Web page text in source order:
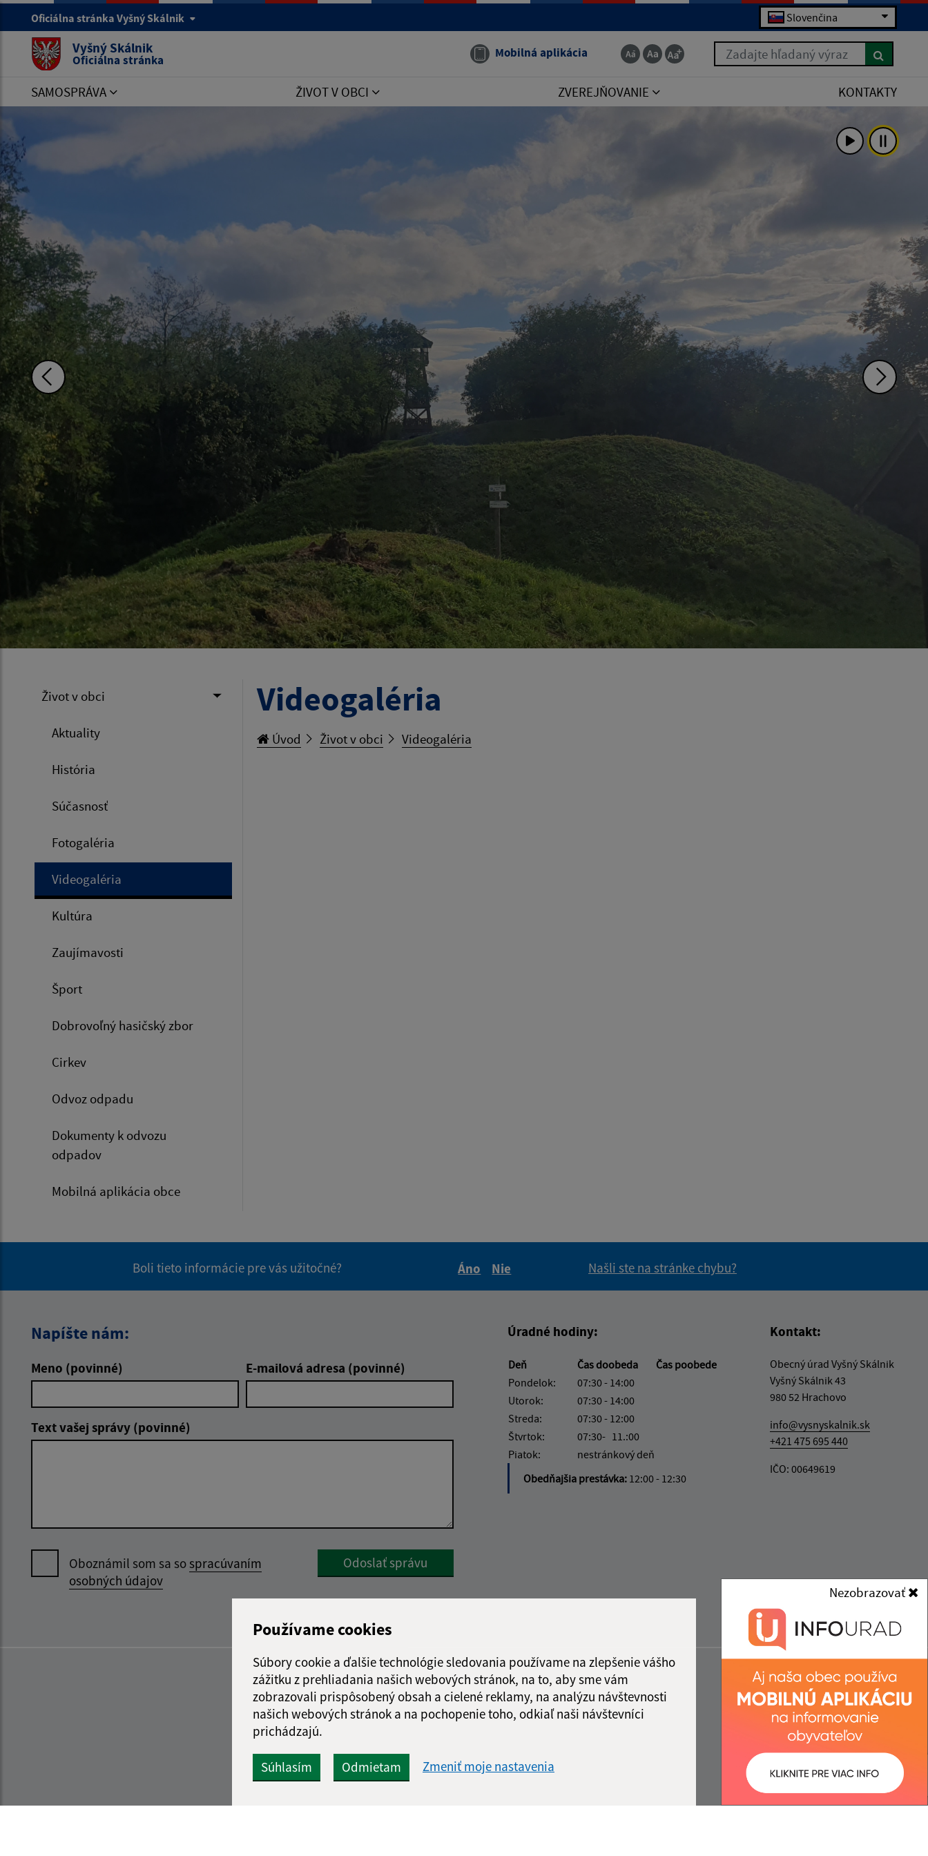
Používame cookies
Súbory cookie a ďalšie technológie sledovania používame na zlepšenie vášho
zážitku z prehliadania našich webových stránok, na to, aby sme vám
zobrazovali prispôsobený obsah a cielené reklamy, na analýzu návštevnosti
našich webových stránok a na pochopenie toho, odkiaľ naši návštevníci
prichádzajú.
Súhlasím Odmietam Zmeniť moje nastavenia
Nezobrazovať
Oficiálna stránka Vyšný Skálnik Slovenčina
Vyšný Skálnik
Oficiálna stránka Mobilná aplikácia Zadajte hľadaný výraz
SAMOSPRÁVA ŽIVOT V OBCI ZVEREJŇOVANIE KONTAKTY
Život v obci
Aktuality
História
Súčasnosť
Fotogaléria
Videogaléria
Kultúra
Zaujímavosti
Šport
Dobrovoľný hasičský zbor
Cirkev
Odvoz odpadu
Dokumenty k odvozu
odpadov
Mobilná aplikácia obce
Videogaléria
Úvod Život v obci Videogaléria
Boli tieto informácie pre vás užitočné?
Áno
Nie
Našli ste na stránke chybu?
Napíšte nám:
Meno (povinné) E-mailová adresa (povinné)
Text vašej správy (povinné)
Oboznámil som sa sospracúvaním
osobných údajov
Google reCaptcha Response
Odoslať správu
Úradné hodiny:
Deň Čas doobeda
Čas poobede
Pondelok:
07:30 - 14:00
Utorok:
07:30 - 14:00
Streda:
07:30 - 12:00
Štvrtok:
07:30- 11.:00
Piatok:
nestránkový deň
Obedňajšia prestávka: 12:00 - 12:30
Kontakt:
Obecný úrad Vyšný Skálnik
Vyšný Skálnik 43
980 52 Hrachovo
info@vysnyskalnik.sk
+421 475 695 440
IČO: 00649619